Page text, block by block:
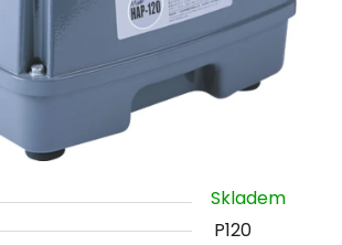
Skladem
P120